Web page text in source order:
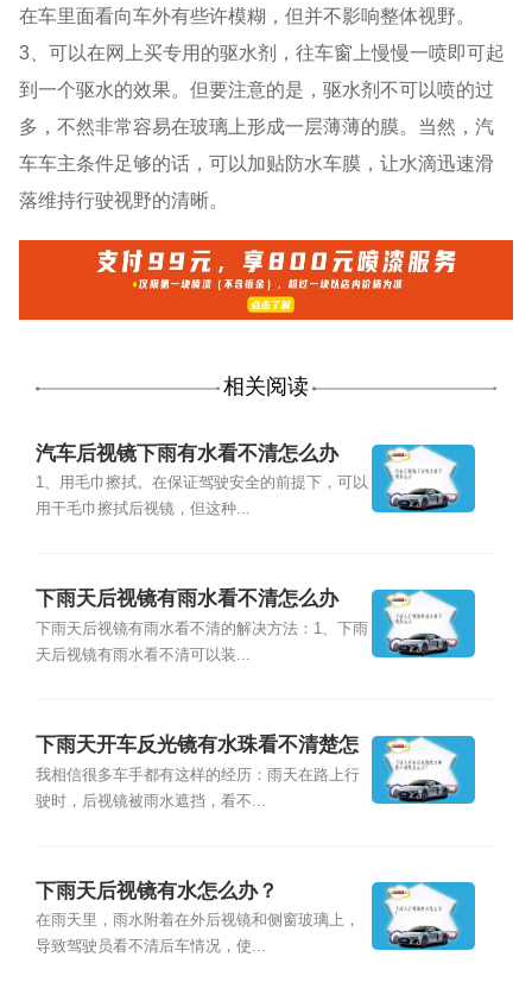
在车里面看向车外有些许模糊，但并不影响整体视野。
3、可以在网上买专用的驱水剂，往车窗上慢慢一喷即可起
到一个驱水的效果。但要注意的是，驱水剂不可以喷的过
多，不然非常容易在玻璃上形成一层薄薄的膜。当然，汽
车车主条件足够的话，可以加贴防水车膜，让水滴迅速滑
落维持行驶视野的清晰。
相关阅读
汽车后视镜下雨有水看不清怎么办
1、用毛巾擦拭。在保证驾驶安全的前提下，可以
用干毛巾擦拭后视镜，但这种...
下雨天后视镜有雨水看不清怎么办
下雨天后视镜有雨水看不清的解决方法：1、下雨
天后视镜有雨水看不清可以装...
下雨天开车反光镜有水珠看不清楚怎
么办？
我相信很多车手都有这样的经历：雨天在路上行
驶时，后视镜被雨水遮挡，看不...
下雨天后视镜有水怎么办？
在雨天里，雨水附着在外后视镜和侧窗玻璃上，
导致驾驶员看不清后车情况，使...